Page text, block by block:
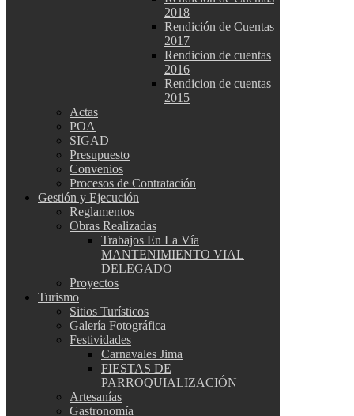
2018
Rendición de Cuentas
2017
Rendicion de cuentas
2016
Rendicion de cuentas
2015
Actas
POA
SIGAD
Presupuesto
Convenios
Procesos de Contratación
Gestión y Ejecución
Reglamentos
Obras Realizadas
Trabajos En La Vía
MANTENIMIENTO VIAL
DELEGADO
Proyectos
Turismo
Sitios Turísticos
Galería Fotográfica
Festividades
Carnavales Jima
FIESTAS DE
PARROQUIALIZACIÓN
Artesanías
Gastronomía